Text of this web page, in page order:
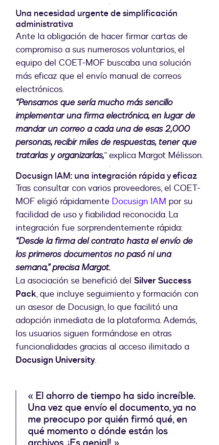
Una necesidad urgente de simplificación
administrativa
Ante la obligación de hacer firmar cartas de
compromiso a sus numerosos voluntarios, el
equipo del COET-MOF buscaba una solución
más eficaz que el envío manual de correos
electrónicos.
“Pensamos que sería mucho más sencillo
implementar una firma electrónica, en lugar de
mandar un correo a cada una de esas 2,000
personas, recibir miles de respuestas, tener que
tratarlas y organizarlas,” explica Margot Mélisson.
Docusign IAM: una integración rápida y eficaz
Tras consultar con varios proveedores, el COET-
MOF eligió rápidamente Docusign IAM por su
facilidad de uso y fiabilidad reconocida. La
integración fue sorprendentemente rápida:
“Desde la firma del contrato hasta el envío de
los primeros documentos no pasó ni una
semana,” precisa Margot.
La asociación se benefició del Silver Success
Pack, que incluye seguimiento y formación con
un asesor de Docusign, lo que facilitó una
adopción inmediata de la plataforma. Además,
los usuarios siguen formándose en otras
funcionalidades gracias al acceso ilimitado a
Docusign University.
« El ahorro de tiempo ha sido increíble.
Una vez que envío el documento, ya no
me preocupo por quién firmó qué, en
qué momento o dónde están los